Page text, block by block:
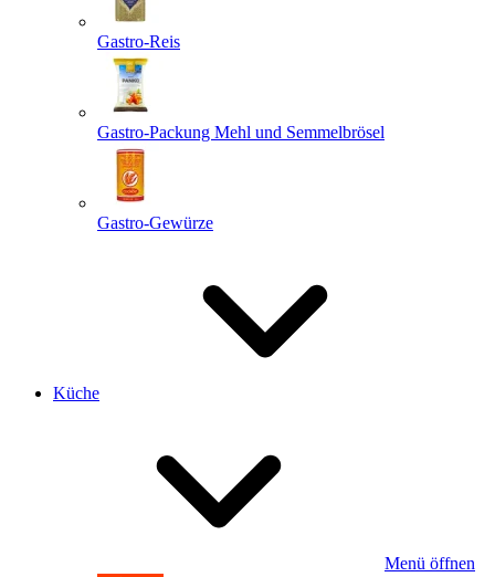
Gastro-Reis
Gastro-Packung Mehl und Semmelbrösel
Gastro-Gewürze
Küche
Menü öffnen